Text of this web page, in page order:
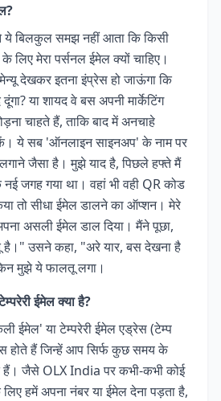
ये बिलकुल समझ नहीं आता कि किसी
लिए मेरा पर्सनल ईमेल क्यों चाहिए।
देखकर इतना इंप्रेस हो जाऊंगा कि
या शायद वे बस अपनी मार्केटिंग
चाहते हैं, ताकि बाद में अनचाहे
ये सब 'ऑनलाइन साइनअप' के नाम पर
लगाने जैसा है। मुझे याद है, पिछले हफ्ते मैं
जगह गया था। वहां भी वही QR कोड
तो सीधा ईमेल डालने का ऑप्शन। मेरे
असली ईमेल डाल दिया। मैंने पूछा,
है।" उसने कहा, "अरे यार, बस देखना है
मुझे ये फालतू लगा।
ईमेल क्या है?
ईमेल' या टेम्परेरी ईमेल एड्रेस (टेम्प
होते हैं जिन्हें आप सिर्फ कुछ समय के
जैसे OLX India पर कभी-कभी कोई
हमें अपना नंबर या ईमेल देना पड़ता है,